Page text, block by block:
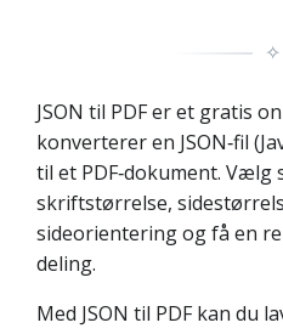
✧
JSON til PDF er et gratis
konverterer en JSON‑fil
til et PDF‑dokument. Vælg
skriftstørrelse,
sideorientering og få en
deling.
Med JSON til PDF kan du